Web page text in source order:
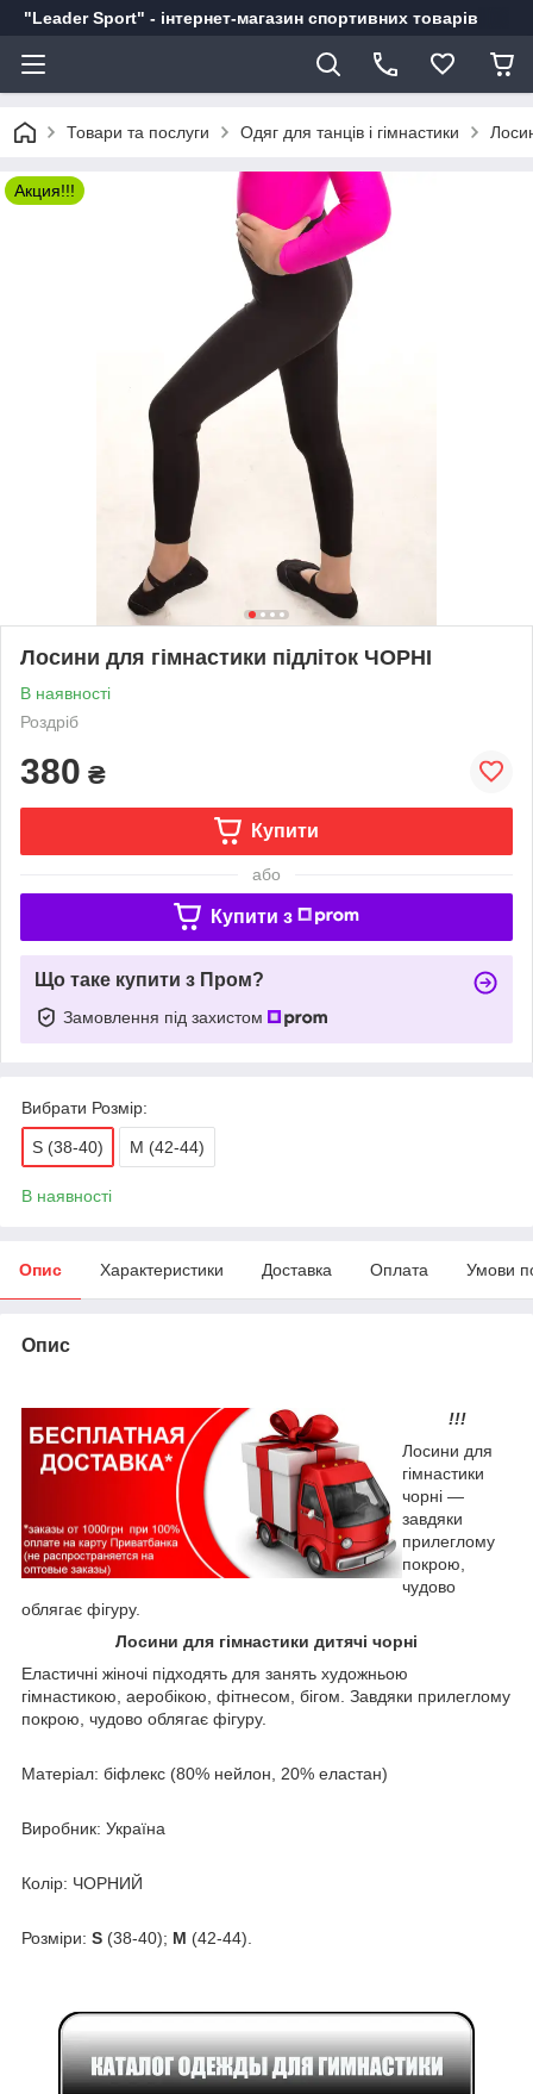
"Leader Sport" - інтернет-магазин спортивних товарів
Товари та послуги Одяг для танців і гімнастики
Акция!!!
Лосини для гімнастики підліток ЧОРНІ
В наявності
Роздріб
380 ₴
Купити
або
Купити з
Що таке купити з Пром?
Замовлення під захистом
Вибрати Розмір:
S (38-40) M (42-44)
В наявності
Опис Характеристики Доставка Оплата Умови
Опис
!!!
Лосини для
гімнастики
чорні —
завдяки
прилеглому
покрою,
чудово
облягає фігуру.
Лосини для гімнастики дитячі чорні
Еластичні жіночі підходять для занять художньою
гімнастикою, аеробікою, фітнесом, бігом. Завдяки прилеглому
покрою, чудово облягає фігуру.
Матеріал: біфлекс (80% нейлон, 20% еластан)
Виробник: Україна
Колір: ЧОРНИЙ
Розміри: S (38-40); M (42-44).